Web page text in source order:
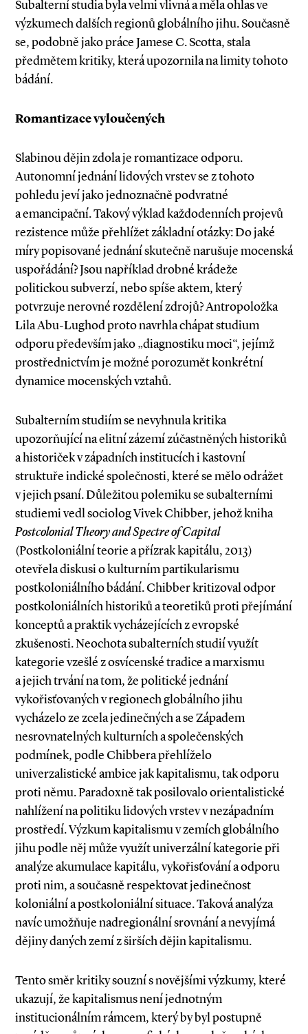
Subalterní studia byla velmi vlivná a měla ohlas ve
výzkumech dalších regionů globálního jihu. Současně
se, podobně jako práce Jamese C. Scotta, stala
předmětem kritiky, která upozornila na limity tohoto
bádání.
Romantizace vyloučených
Slabinou dějin zdola je romantizace odporu.
Autonomní jednání lidových vrstev se z tohoto
pohledu jeví jako jednoznačně podvratné
a emancipační. Takový výklad každodenních projevů
rezistence může přehlížet základní otázky: Do jaké
míry popisované jednání skutečně narušuje mocenská
uspořádání? Jsou například drobné krádeže
politickou subverzí, nebo spíše aktem, který
potvrzuje nerovné rozdělení zdrojů? Antropoložka
Lila Abu­-Lu­g­­hod proto navrhla chápat studium
odporu především jako „diagnostiku moci“, jejímž
prostřednictvím je možné porozumět konkrétní
dynamice mocenských vztahů.
Subalterním studiím se nevyhnula kritika
upozorňující na elitní zázemí zúčastněných historiků
a historiček v západních institucích i kastovní
struktuře indické společnosti, které se mělo odrážet
v jejich psaní. Důležitou polemiku se subalterními
studiemi vedl sociolog Vivek Chibber, jehož kniha
Postcolonial Theory and Spectre of Capital
(Postkoloniální teorie a přízrak kapitálu, 2013)
otevřela diskusi o kulturním partikularismu
postkoloniálního bádání. Chibber kritizoval odpor
postkoloniálních historiků a teoretiků proti přejímání
konceptů a praktik vycházejících z evropské
zkušenosti. Neochota subalterních studií využít
kategorie vzešlé z osvícenské tradice a marxismu
a jejich trvání na tom, že politické jednání
vykořisťovaných v regionech globálního jihu
vycházelo ze zcela jedinečných a se Západem
nesrovnatelných kulturních a společenských
podmínek, podle Chibbera přehlíželo
univerzalistické ambice jak kapitalismu, tak odporu
proti němu. Paradoxně tak posilovalo orientalistické
nahlížení na politiku lidových vrstev v nezápadním
prostředí. Výzkum kapitalismu v zemích globálního
jihu podle něj může využít univerzální kategorie při
analýze akumulace kapitálu, vykořisťování a odporu
proti nim, a současně respektovat jedinečnost
koloniální a postkoloniální situace. Taková analýza
navíc umožňuje nadregionální srovnání a nevyjímá
dějiny daných zemí z širších dějin kapitalismu.
Tento směr kritiky souzní s novějšími výzkumy, které
ukazují, že kapitalismus není jednotným
institucionálním rámcem, který by byl postupně